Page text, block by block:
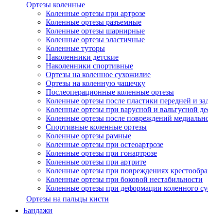
Ортезы коленные
Коленные ортезы при артрозе
Коленные ортезы разъемные
Коленные ортезы шарнирные
Коленные ортезы эластичные
Коленные туторы
Наколенники детские
Наколенники спортивные
Ортезы на коленное сухожилие
Ортезы на коленную чашечку
Послеоперационные коленные ортезы
Коленные ортезы после пластики передней и
Коленные ортезы при варусной и вальгусной
Коленные ортезы после повреждений
Спортивные коленные ортезы
Коленные ортезы рамные
Коленные ортезы при остеоартрозе
Коленные ортезы при гонартрозе
Коленные ортезы при артрите
Коленные ортезы при повреждениях
Коленные ортезы при боковой нестабильности
Коленные ортезы при деформации коленного
Ортезы на пальцы кисти
Бандажи